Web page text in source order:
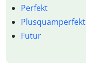
Perfekt
Plusquamperfekt
Futur